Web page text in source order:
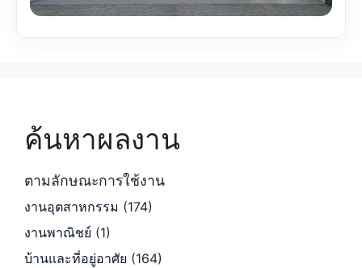
ค้นหาผลงาน
ตามลักษณะการใช้งาน
งานอุตสาหกรรม (174)
งานพาณิชย์ (1)
บ้านและที่อยู่อาศัย (164)